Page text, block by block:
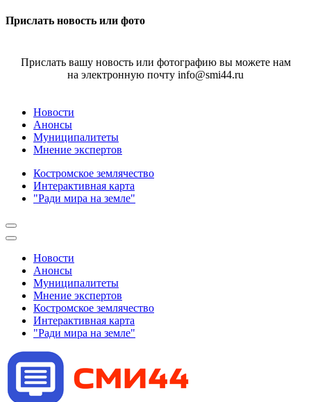
Прислать новость или фото
Прислать вашу новость или фотографию вы можете нам
на электронную почту info@smi44.ru
Новости
Анонсы
Муниципалитеты
Мнение экспертов
Костромское землячество
Интерактивная карта
"Ради мира на земле"
Новости
Анонсы
Муниципалитеты
Мнение экспертов
Костромское землячество
Интерактивная карта
"Ради мира на земле"